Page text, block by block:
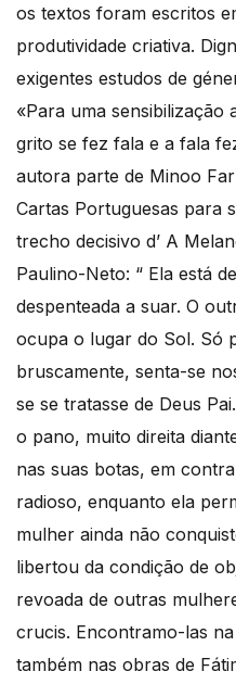
os textos foram escritos
produtividade criativa.
exigentes estudos de
«Para uma sensibilização
grito se fez fala e a fala
autora parte de Minoo
Cartas Portuguesas para
trecho decisivo d’ A
Paulino-Neto: “ Ela está
despenteada a suar. O
ocupa o lugar do Sol. Só
bruscamente, senta-se
se se tratasse de Deus
o pano, muito direita
nas suas botas, em
radioso, enquanto ela
mulher ainda não
libertou da condição de
revoada de outras
crucis. Encontramo-las
também nas obras de